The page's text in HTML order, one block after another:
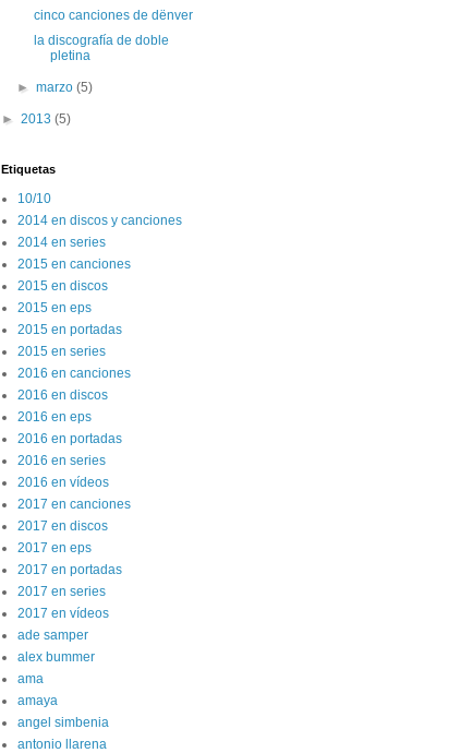
cinco canciones de dënver
la discografía de doble
pletina
►marzo(5)
► 2013 (5)
Etiquetas
10/10
2014 en discos y canciones
2014 en series
2015 en canciones
2015 en discos
2015 en eps
2015 en portadas
2015 en series
2016 en canciones
2016 en discos
2016 en eps
2016 en portadas
2016 en series
2016 en vídeos
2017 en canciones
2017 en discos
2017 en eps
2017 en portadas
2017 en series
2017 en vídeos
ade samper
alex bummer
ama
amaya
angel simbenia
antonio llarena